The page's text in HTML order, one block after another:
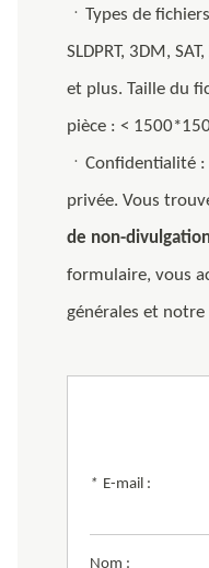
ㆍTypes de fichiers
SLDPRT, 3DM,
et plus. Taille du
pièce : <
ㆍConfidentialité
privée. Vous
de non-
formulaire, vous
générales et
* E-mail :
Nom :